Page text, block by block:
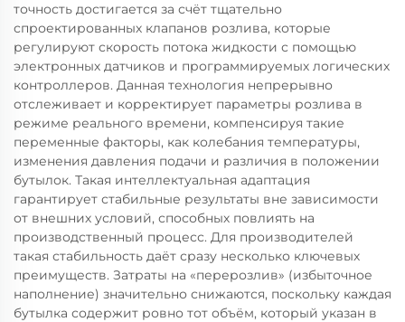
точность достигается за счёт тщательно
спроектированных клапанов розлива, которые
регулируют скорость потока жидкости с помощью
электронных датчиков и программируемых логических
контроллеров. Данная технология непрерывно
отслеживает и корректирует параметры розлива в
режиме реального времени, компенсируя такие
переменные факторы, как колебания температуры,
изменения давления подачи и различия в положении
бутылок. Такая интеллектуальная адаптация
гарантирует стабильные результаты вне зависимости
от внешних условий, способных повлиять на
производственный процесс. Для производителей
такая стабильность даёт сразу несколько ключевых
преимуществ. Затраты на «перерозлив» (избыточное
наполнение) значительно снижаются, поскольку каждая
бутылка содержит ровно тот объём, который указан в